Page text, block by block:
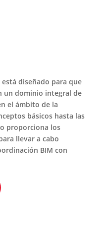
diseñado para que
un dominio integral de
el ámbito de la
básicos hasta las
proporciona los
llevar a cabo
BIM con